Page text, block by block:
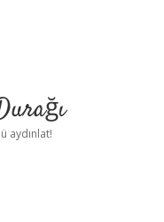
aydınlat!